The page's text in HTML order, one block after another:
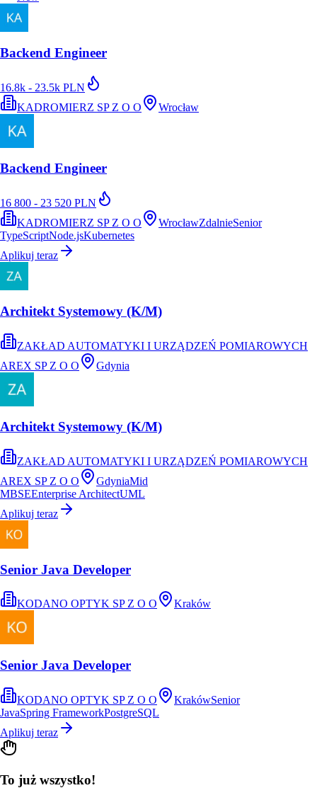
Backend Engineer
16.8k - 23.5k PLN
KADROMIERZ SP Z O O
Wrocław
Backend Engineer
16 800 - 23 520 PLN
KADROMIERZ SP Z O O
WrocławZdalnieSenior
TypeScriptNode.jsKubernetes
Aplikuj teraz
Architekt Systemowy (K/M)
ZAKŁAD AUTOMATYKI I URZĄDZEŃ POMIAROWYCH
AREX SP Z O O
Gdynia
Architekt Systemowy (K/M)
ZAKŁAD AUTOMATYKI I URZĄDZEŃ POMIAROWYCH
AREX SP Z O O
GdyniaMid
MBSEEnterprise ArchitectUML
Aplikuj teraz
Senior Java Developer
KODANO OPTYK SP Z O O Kraków
Senior Java Developer
KODANO OPTYK SP Z O O KrakówSenior
JavaSpring FrameworkPostgreSQL
Aplikuj teraz
To już wszystko!